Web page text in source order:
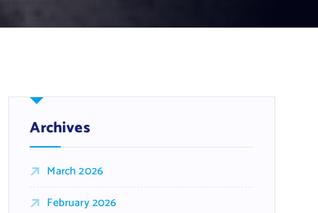
Archives
March 2026
February 2026